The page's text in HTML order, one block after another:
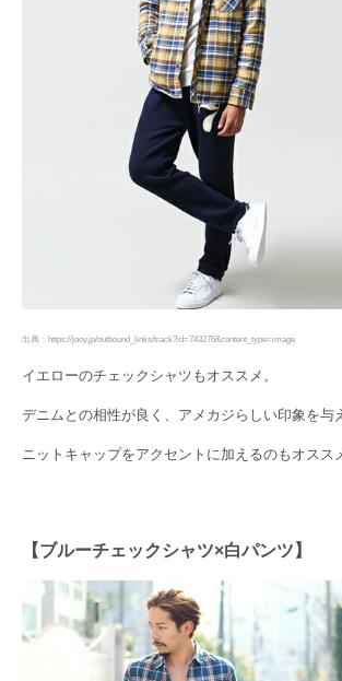
出典：https://jooy.jp/outbound_links/track?id=743276&content_type=image
イエローのチェックシャツもオススメ。
デニムとの相性が良く、アメカジらしい印象を与
ニットキャップをアクセントに加えるのもオスス
【ブルーチェックシャツ×白パンツ】